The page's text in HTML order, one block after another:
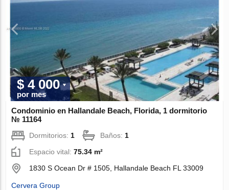
$ 4 000
por mes
Condominio en Hallandale Beach, Florida, 1 dormitorio
№ 11164
Dormitorios: 1 Baños: 1
Espacio vital:75.34 m²
1830 S Ocean Dr # 1505, Hallandale Beach FL 33009
Cervera Group